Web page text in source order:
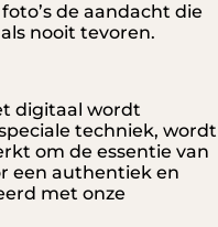
de aandacht die
nooit tevoren.
digitaal wordt
techniek, wordt
om de essentie van
een authentiek en
met onze